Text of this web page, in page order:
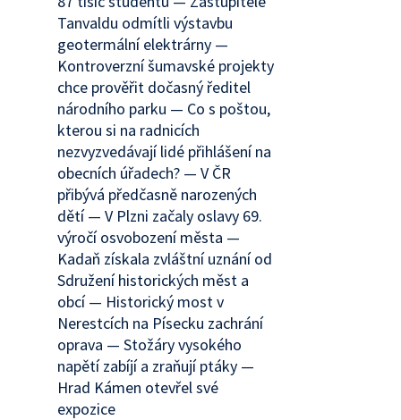
Tanvaldu odmítli výstavbu
geotermální elektrárny —
Kontroverzní šumavské projekty
chce prověřit dočasný ředitel
národního parku — Co s poštou,
kterou si na radnicích
nezvyzvedávají lidé přihlášení na
obecních úřadech? — V ČR
přibývá předčasně narozených
dětí — V Plzni začaly oslavy 69.
výročí osvobození města —
Kadaň získala zvláštní uznání od
Sdružení historických měst a
obcí — Historický most v
Nerestcích na Písecku zachrání
oprava — Stožáry vysokého
napětí zabíjí a zraňují ptáky —
Hrad Kámen otevřel své
expozice